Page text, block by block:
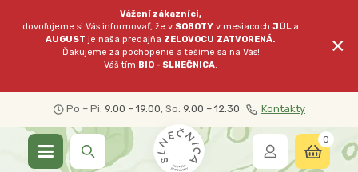
Vážení zákazníci,
dovoľujeme si Vás informovať, že v SOBOTY v mesiacochJÚL a
AUGUST je naša predajňa ZELOVOCU ZATVORENÁ.
Ďakujeme za pochopenie a tešíme sa na Vás!
Váš tím BIO - SLNEČNICA.
×
Po – Pi: 9.00 – 19.00, So: 9.00 – 12.30 Kontakty
0